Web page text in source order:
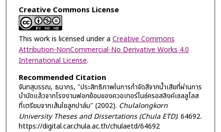
Creative Commons License
This work is licensed under a Creative Commons
Attribution-NonCommercial-No Derivative Works 4.0
International License.
Recommended Citation
จันทสุบรรณ, ธนากร, "ประสิทธิภาพในการกำจัดสีจากน้ำเสียที่ผ่านการ
บำบัดแล้วจากโรงงานฟอกย้อมของควอเทอร์ไนซ์ครอสลิงค์เซลลูโลส
ที่เตรียมจากเส้นใยลูกปาล์ม" (2002). Chulalongkorn
University Theses and Dissertations (Chula ETD). 64692.
https://digital.car.chula.ac.th/chulaetd/64692